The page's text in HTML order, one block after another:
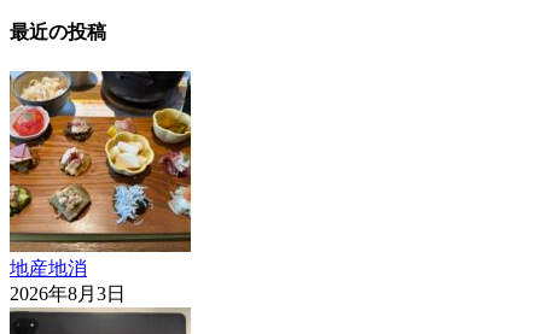
最近の投稿
地産地消
2026年8月3日